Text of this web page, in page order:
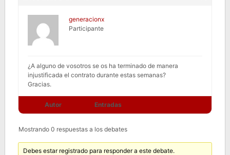
generacionx
Participante
¿A alguno de vosotros se os ha terminado de manera
injustificada el contrato durante estas semanas?
Gracias.
Autor Entradas
Mostrando 0 respuestas a los debates
Debes estar registrado para responder a este debate.